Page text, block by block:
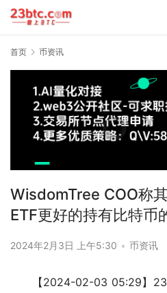
首页 币资讯
WisdomTree COO称
ETF更好的持有比特币
2024年2月3日 上午5:30 • 币资讯
【2024-02-03 05:29】